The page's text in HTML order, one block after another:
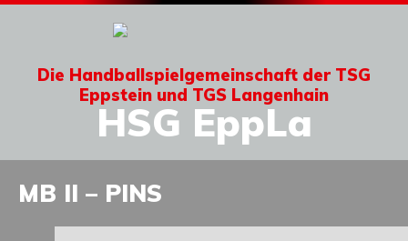
Die Handballspielgemeinschaft der TSG
Eppstein und TGS Langenhain
HSG EppLa
MB II – PINS